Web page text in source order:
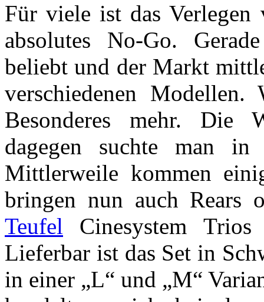
Für viele ist das
absolutes No-Go.
beliebt und der Markt
verschiedenen
Besonderes mehr. Die
dagegen suchte man in
Mittlerweile kommen
bringen nun auch Rears
Teufel Cinesystem
Lieferbar ist das Set in
in einer „L“ und „M“